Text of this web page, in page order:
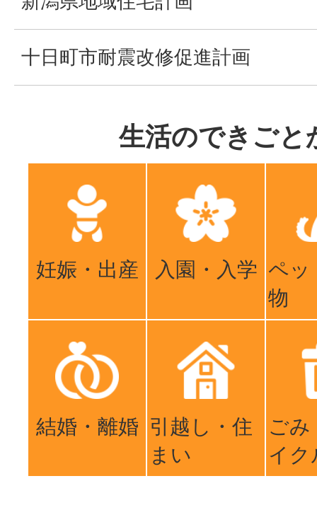
十日町市耐震改修促進計画
生活のできごと
妊娠・出産 入園・入学 ペッ
物
結婚・離婚 引越し・住
まい
ごみ
イク